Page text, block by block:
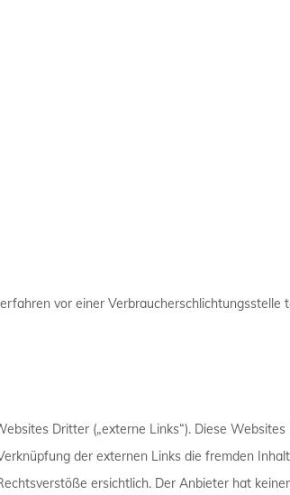
vor einer Verbraucherschlichtungsstelle
Dritter („externe Links“). Diese
der externen Links die fremden
ersichtlich. Der Anbieter hat